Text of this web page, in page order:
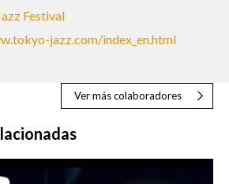
Festival
jazz.com/index_en.html
Ver más colaboradores